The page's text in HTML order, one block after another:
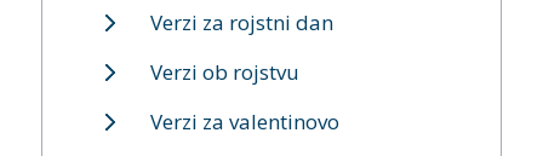
Verzi za rojstni dan
Verzi ob rojstvu
Verzi za valentinovo